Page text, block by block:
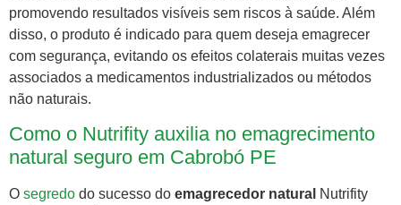
promovendo resultados visíveis sem riscos à saúde. Além
disso, o produto é indicado para quem deseja emagrecer
com segurança, evitando os efeitos colaterais muitas vezes
associados a medicamentos industrializados ou métodos
não naturais.
Como o Nutrifity auxilia no emagrecimento
natural seguro em Cabrobó PE
O segredo do sucesso do emagrecedor natural Nutrifity